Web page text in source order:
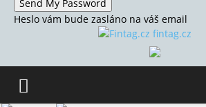
Heslo vám bude zasláno na váš email
fintag.cz